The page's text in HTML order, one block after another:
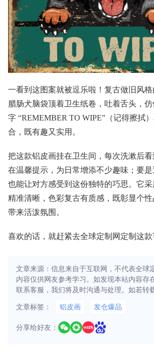
一看到这图案就被逗乐啦！复古做旧风
腊肠犬脑袋顶着卫生纸卷，吐着舌头，
字 “REMEMBER TO WIPE”（记得擦拭
合，既有趣又实用。
把这款铝皮画挂在卫生间，每次洗漱后
在温馨提示，为日常增添不少趣味；要是
也能让对方感受到这份独特的巧思。它
精准清晰，色彩复古有质感，既彰显个性
带来活泼氛围。
喜欢的话，就赶紧去全球定制网定制这款
文章来源：信息来自于互联网，不代表全球
内容仅供网友参考学习。如发现本站内容存
联系客服，我们将及时沟通与处理。如若转
文章标签： 铝皮画 发仓爆品
分享给好友：